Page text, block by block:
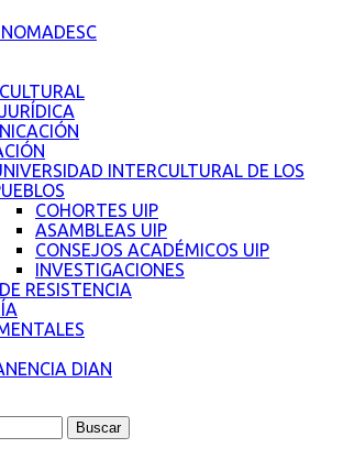
INTERCULTURAL DE LOS
COHORTES UIP
ASAMBLEAS UIP
CONSEJOS ACADÉMICOS UIP
INVESTIGACIONES
RESISTENCIA
DIAN